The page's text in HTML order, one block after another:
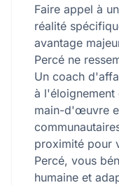
Faire appel à
réalité
avantage
Percé ne
Un coach
à
main-d'œuvre
proximité pour
Percé, vous
humaine et